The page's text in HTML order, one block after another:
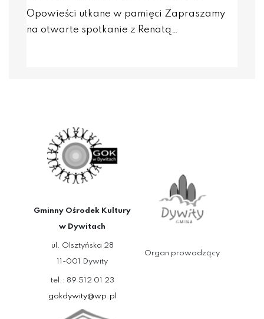
Opowieści utkane w pamięci Zapraszamy
na otwarte spotkanie z Renatą…
Gminny Ośrodek Kultury
w Dywitach
ul. Olsztyńska 28
11-001 Dywity
tel.: 89 512 01 23
gokdywity@wp.pl
Organ prowadzący